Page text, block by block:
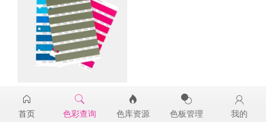
18-0220TPG
￥98
首页 色彩查询 色库资源 色板管理 我的